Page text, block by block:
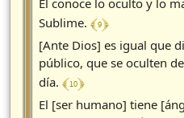
Él conoce lo oculto y lo
Sublime. ﴾ 9 ﴿
[Ante Dios] es igual que
público, que se oculten
día. ﴾ 10 ﴿
El [ser humano] tiene